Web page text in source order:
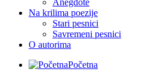
Na krilima poezije
Stari pesnici
Savremeni pesnici
O autorima
Početna